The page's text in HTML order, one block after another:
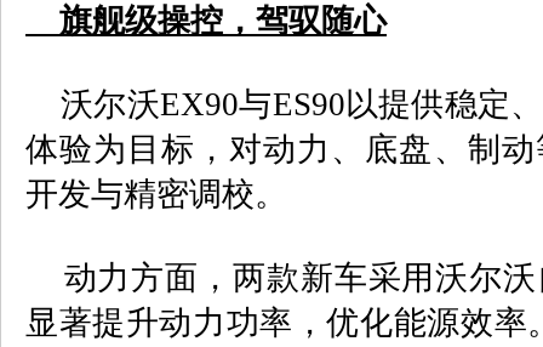
旗舰级操控，驾驭随心
沃尔沃EX90与ES90以提供稳定
体验为目标，对动力、底盘、制
开发与精密调校。
动力方面，两款新车采用沃尔沃
显著提升动力功率，优化能源效率